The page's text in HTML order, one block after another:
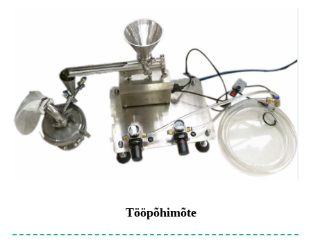
Tööpõhimõte